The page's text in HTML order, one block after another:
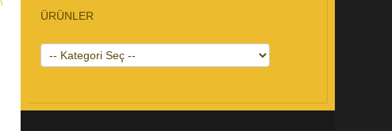
ÜRÜNLER